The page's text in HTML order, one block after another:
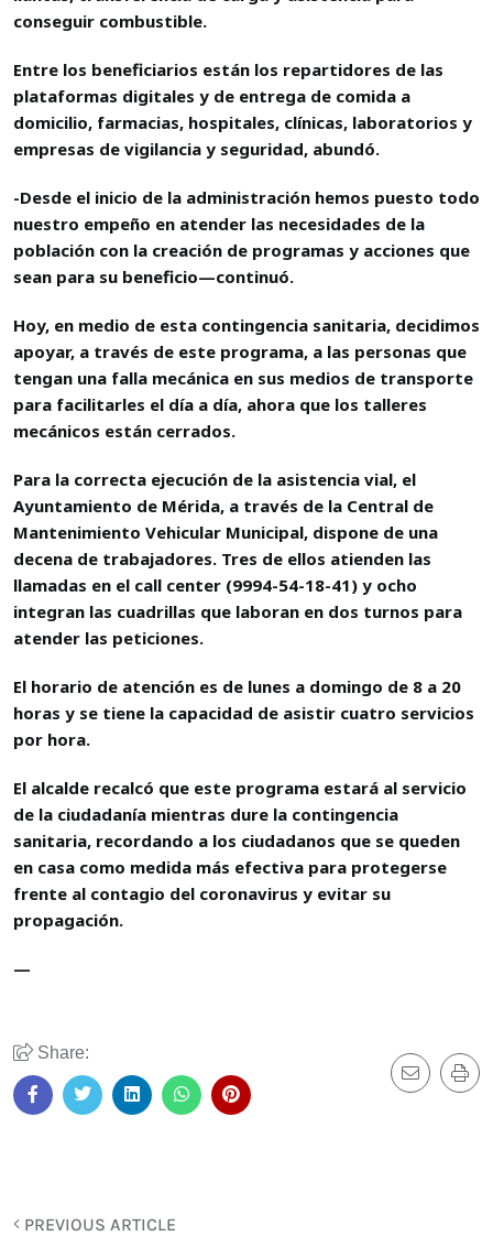
conseguir combustible.
Entre los beneficiarios están los repartidores de las
plataformas digitales y de entrega de comida a
domicilio, farmacias, hospitales, clínicas, laboratorios y
empresas de vigilancia y seguridad, abundó.
-Desde el inicio de la administración hemos puesto todo
nuestro empeño en atender las necesidades de la
población con la creación de programas y acciones que
sean para su beneficio—continuó.
Hoy, en medio de esta contingencia sanitaria, decidimos
apoyar, a través de este programa, a las personas que
tengan una falla mecánica en sus medios de transporte
para facilitarles el día a día, ahora que los talleres
mecánicos están cerrados.
Para la correcta ejecución de la asistencia vial, el
Ayuntamiento de Mérida, a través de la Central de
Mantenimiento Vehicular Municipal, dispone de una
decena de trabajadores. Tres de ellos atienden las
llamadas en el call center (9994-54-18-41) y ocho
integran las cuadrillas que laboran en dos turnos para
atender las peticiones.
El horario de atención es de lunes a domingo de 8 a 20
horas y se tiene la capacidad de asistir cuatro servicios
por hora.
El alcalde recalcó que este programa estará al servicio
de la ciudadanía mientras dure la contingencia
sanitaria, recordando a los ciudadanos que se queden
en casa como medida más efectiva para protegerse
frente al contagio del coronavirus y evitar su
propagación.
—
Share:
PREVIOUS ARTICLE